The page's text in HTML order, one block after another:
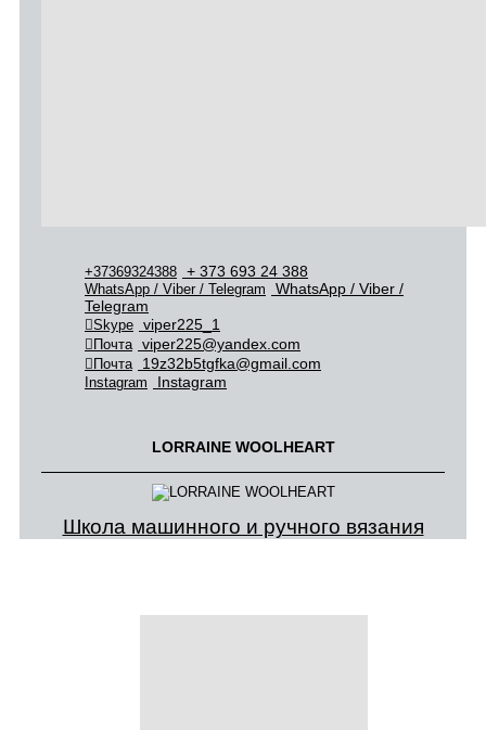
+37369324388 + 373 693 24 388
WhatsApp / Viber / Telegram
WhatsApp / Viber /
Telegram
Skype viper225_1
Почта viper225@yandex.com
Почта 19z32b5tgfka@gmail.com
Instagram Instagram
LORRAINE WOOLHEART
Школа машинного и ручного вязания